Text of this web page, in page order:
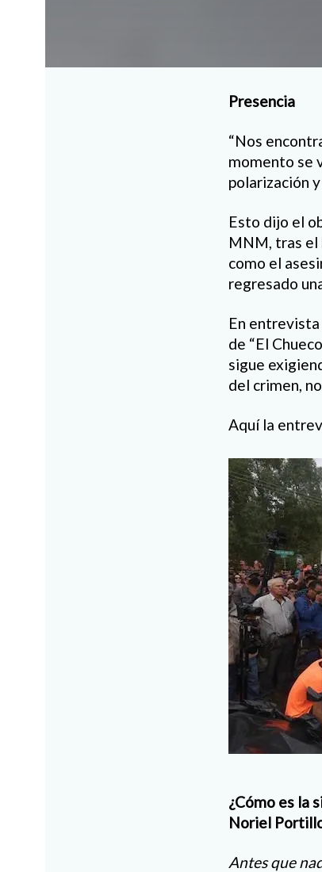
Presencia
“Nos
momento se
polarización
Esto dijo el
MNM, tras el
como el
regresado
En
de “El
sigue
del crimen,
Aquí la
¿Cómo es la
Noriel
Antes que